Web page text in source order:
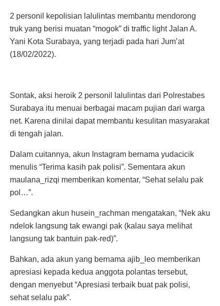
2 personil kepolisian lalulintas membantu mendorong
truk yang berisi muatan “mogok” di traffic light Jalan A.
Yani Kota Surabaya, yang terjadi pada hari Jum’at
(18/02/2022).
Sontak, aksi heroik 2 personil lalulintas dari Polrestabes
Surabaya itu menuai berbagai macam pujian dari warga
net. Karena dinilai dapat membantu kesulitan masyarakat
di tengah jalan.
Dalam cuitannya, akun Instagram bernama yudacicik
menulis “Terima kasih pak polisi”. Sementara akun
maulana_rizqi memberikan komentar, “Sehat selalu pak
pol…”.
Sedangkan akun husein_rachman mengatakan, “Nek aku
ndelok langsung tak ewangi pak (kalau saya melihat
langsung tak bantuin pak-red)”.
Bahkan, ada akun yang bernama ajib_leo memberikan
apresiasi kepada kedua anggota polantas tersebut,
dengan menyebut “Apresiasi terbaik buat pak polisi,
sehat selalu pak”.